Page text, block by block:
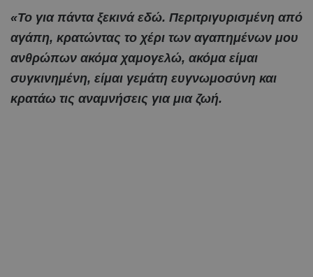
«Το για πάντα ξεκινά εδώ. Περιτριγυρισμένη από
αγάπη, κρατώντας το χέρι των αγαπημένων μου
ανθρώπων ακόμα χαμογελώ, ακόμα είμαι
συγκινημένη, είμαι γεμάτη ευγνωμοσύνη και
κρατάω τις αναμνήσεις για μια ζωή.